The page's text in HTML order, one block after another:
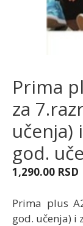
Prima
za
učenja)
god.
1,290.00 RSD
Prima plus
god. učenja) i